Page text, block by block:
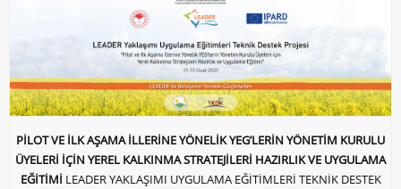
PİLOT VE İLK AŞAMA İLLERİNE YÖNELİK YEG’LERİN YÖNETİM KURULU
ÜYELERİ İÇİN YEREL KALKINMA STRATEJİLERİ HAZIRLIK VE UYGULAMA
EĞİTİMİ LEADER YAKLAŞIMI UYGULAMA EĞİTİMLERİ TEKNİK DESTEK